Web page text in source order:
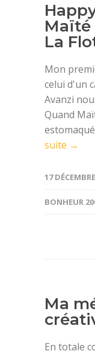
Maïté
La
Mon
celui d'un
Avanzi
Quand
suite →
17
BONHEUR
Ma
En totale